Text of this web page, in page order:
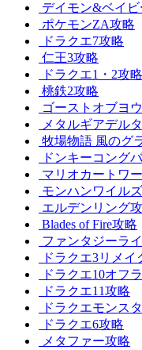
デイモン&ベイビ
ポケモンZA攻略
ドラクエ7攻略
仁王3攻略
ドラクエ1・2攻略
桃鉄2攻略
ゴーストオブヨ
メタルギアデル
牧場物語 風のグ
ドンキーコング
マリオカートワ
モンハンワイル
エルデンリング
Blades of Fire攻略
ファンタジーラ
ドラクエ3リメイ
ドラクエ10オフ
ドラクエ11攻略
ドラクエモンス
ドラクエ6攻略
メタファー攻略